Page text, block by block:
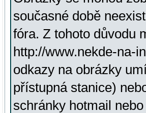
současné době
fóra. Z tohoto důvodu
http://www.nekde-na-
odkazy na obrázky
přístupná stanice)
schránky hotmail